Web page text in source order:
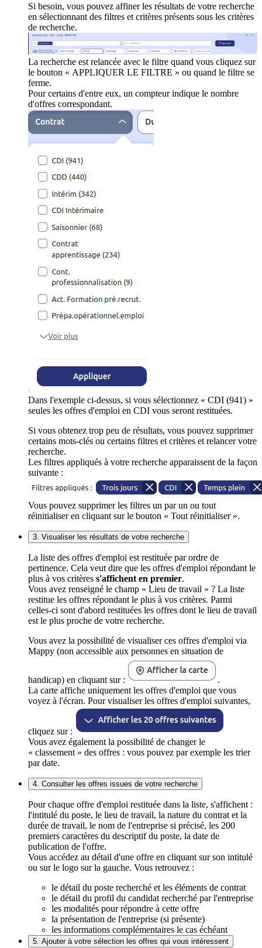
Si besoin, vous pouvez affiner les résultats de votre recherche
en sélectionnant des filtres et critères présents sous les critères
de recherche.
La recherche est relancée avec le filtre quand vous cliquez sur
le bouton « APPLIQUER LE FILTRE » ou quand le filtre se
ferme.
Pour certains d'entre eux, un compteur indique le nombre
d'offres correspondant.
Dans l'exemple ci-dessus, si vous sélectionnez « CDI (941) »
seules les offres d'emploi en CDI vous seront restituées.
Si vous obtenez trop peu de résultats, vous pouvez supprimer
certains mots-clés ou certains filtres et critères et relancer votre
recherche.
Les filtres appliqués à votre recherche apparaissent de la façon
suivante :
Vous pouvez supprimer les filtres un par un ou tout
réinitialiser en cliquant sur le bouton « Tout réinitialiser ».
3. Visualiser les résultats de votre recherche
La liste des offres d'emploi est restituée par ordre de
pertinence. Cela veut dire que les offres d'emploi répondant le
plus à vos critères s'affichent en premier.
Vous avez renseigné le champ « Lieu de travail » ? La liste
restitue les offres répondant le plus à vos critères. Parmi
celles-ci sont d'abord restituées les offres dont le lieu de travail
est le plus proche de votre recherche.
Vous avez la possibilité de visualiser ces offres d'emploi via
Mappy (non accessible aux personnes en situation de
handicap) en cliquant sur :
.
La carte affiche uniquement les offres d'emploi que vous
voyez à l'écran. Pour visualiser les offres d'emploi suivantes,
cliquez sur :
Vous avez également la possibilité de changer le
« classement » des offres : vous pouvez par exemple les trier
par date.
4. Consulter les offres issues de votre recherche
Pour chaque offre d'emploi restituée dans la liste, s'affichent :
l'intitulé du poste, le lieu de travail, la nature du contrat et la
durée de travail, le nom de l'entreprise si précisé, les 200
premiers caractères du descriptif du poste, la date de
publication de l'offre.
Vous accédez au détail d'une offre en cliquant sur son intitulé
ou sur le logo sur la gauche. Vous retrouvez :
le détail du poste recherché et les éléments de contrat
le détail du profil du candidat recherché par l'entreprise
les modalités pour répondre à cette offre
la présentation de l'entreprise (si présente)
les informations complémentaires le cas échéant
5. Ajouter à votre sélection les offres qui vous intéressent